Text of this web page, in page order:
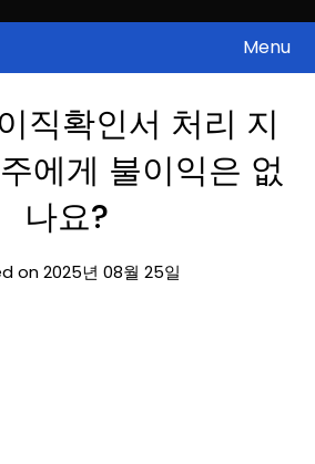
보
주, 낙폭과대, 골든크로스, 상한가, 하한가 등
의 주식 정보.
Menu
직확인서 처리 지
에게 불이익은 없
나요?
on 2025년 08월 25일